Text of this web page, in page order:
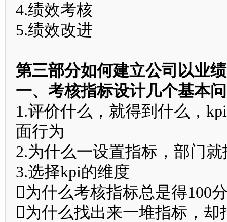
4.绩效考核
5.绩效改进
第三部分如何建立公司以业
一、考核指标设计几个基本
1.评价什么，就得到什么，
面行为
2.为什么一设置指标，部门
3.选择kpi的维度
为什么考核指标总是得
为什么找出来一堆指标，